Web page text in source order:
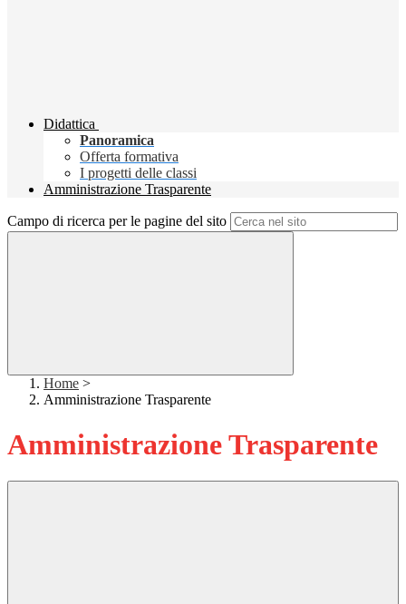
Didattica
Panoramica
Offerta formativa
I progetti delle classi
Amministrazione Trasparente
Campo di ricerca per le pagine del sito
Home >
Amministrazione Trasparente
Amministrazione Trasparente